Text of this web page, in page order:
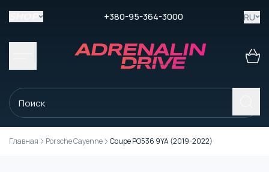
+380-95-364-3000 RU
Главная Porsche Cayenne Coupe PO536 9YA (2019-2022)